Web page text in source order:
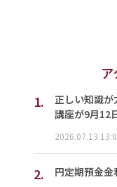
1.
正しい知識
講座が9月12
2026.07.13
2. 円定期預金